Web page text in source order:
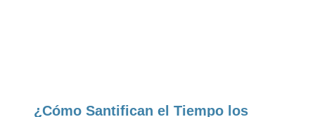
¿Cómo Santifican el Tiempo los